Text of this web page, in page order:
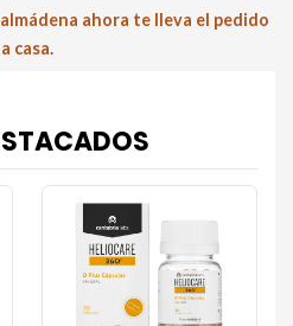
ahora te lleva el pedido
a casa.